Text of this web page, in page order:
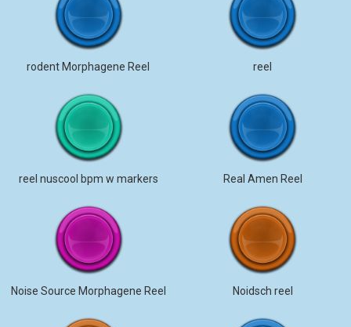
rodent Morphagene Reel reel
reel nuscool bpm w markers Real Amen Reel
Noise Source Morphagene Reel Noidsch reel